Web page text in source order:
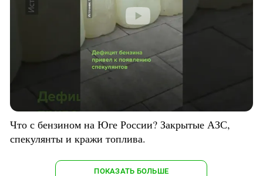
Что с бензином на Юге России? Закрытые АЗС,
спекулянты и кражи топлива.
ПОКАЗАТЬ БОЛЬШЕ